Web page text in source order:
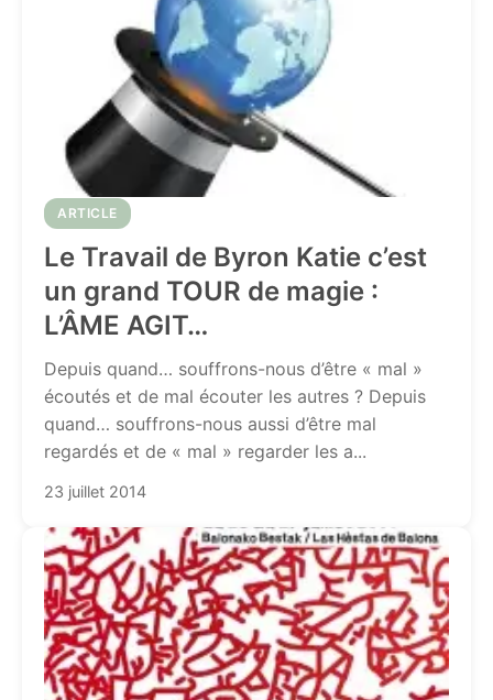
ARTICLE
Le Travail de Byron Katie c’est
un grand TOUR de magie :
L’ÂME AGIT…
Depuis quand… souffrons-nous d’être « mal »
écoutés et de mal écouter les autres ? Depuis
quand… souffrons-nous aussi d’être mal
regardés et de « mal » regarder les a...
23 juillet 2014